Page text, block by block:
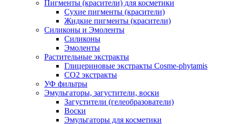
Пигменты (красители) для косметики
Сухие пигменты (красители)
Жидкие пигменты (красители)
Силиконы и Эмоленты
Силиконы
Эмоленты
Растительные экстракты
Глицериновые экстракты Cosme-phytamis
СО2 экстракты
УФ фильтры
Эмульгаторы, загустители, воски
Загустители (гелеобразователи)
Воски
Эмульгаторы для косметики